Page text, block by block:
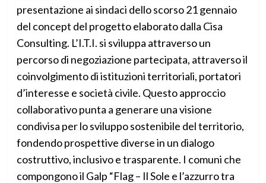
presentazione ai sindaci dello scorso 21 gennaio
del concept del progetto elaborato dalla Cisa
Consulting. L’I.T.I. si sviluppa attraverso un
percorso di negoziazione partecipata, attraverso il
coinvolgimento di istituzioni territoriali, portatori
d’interesse e società civile. Questo approccio
collaborativo punta a generare una visione
condivisa per lo sviluppo sostenibile del territorio,
fondendo prospettive diverse in un dialogo
costruttivo, inclusivo e trasparente. I comuni che
compongono il Galp “Flag – Il Sole e l’azzurro tra